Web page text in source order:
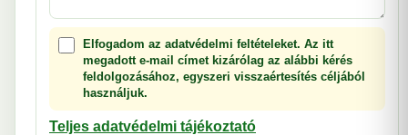
Elfogadom az adatvédelmi feltételeket. Az itt
megadott e-mail címet kizárólag az alábbi kérés
feldolgozásához, egyszeri visszaértesítés céljából
használjuk.
Teljes adatvédelmi tájékoztató